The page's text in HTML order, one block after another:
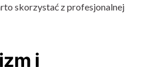
skorzystać z profesjonalnej
i